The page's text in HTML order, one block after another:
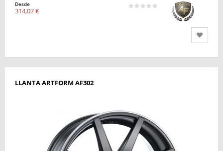
Desde
314,07 €
LLANTA ARTFORM AF302